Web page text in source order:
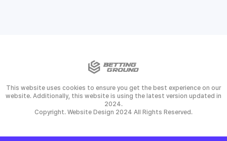
This website uses cookies to ensure you get the best experience on our
website. Additionally, this website is using the latest version updated in
2024.
Copyright. Website Design 2024 All Rights Reserved.